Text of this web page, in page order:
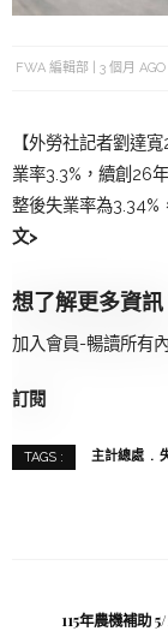
FWA 編輯部 3 個月 AGO
【外勞社記者劉達
業率3.3%，續創26
整後失業率為3.34%
文>
想了解更多資訊
加入會員-暢讀所有
訂閱
TAGS : 主計總處
115年農機補助